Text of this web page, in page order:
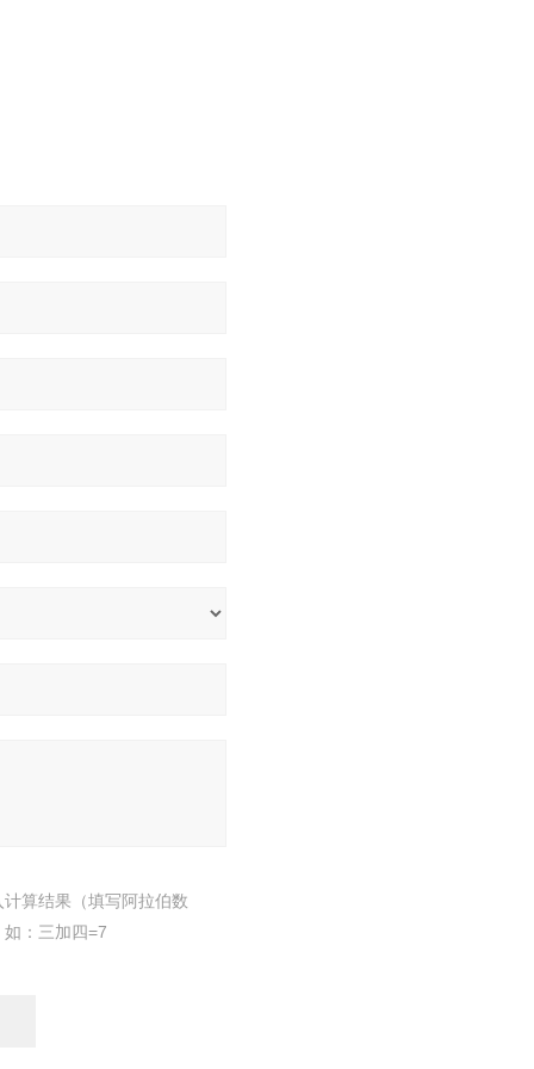
计算结果（填写阿拉伯数
如：三加四=7